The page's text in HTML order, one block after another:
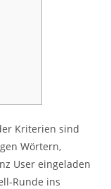
Kriterien sind
Wörtern,
User eingeladen
Runde ins